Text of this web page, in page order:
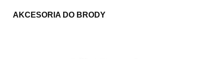
AKCESORIA DO BRODY